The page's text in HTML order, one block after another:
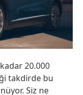
20.000
takdirde bu
Siz ne